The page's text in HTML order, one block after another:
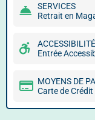
SERVICES
Retrait en
ACCESSIBILITÉ
Entrée
MOYENS DE
Carte de